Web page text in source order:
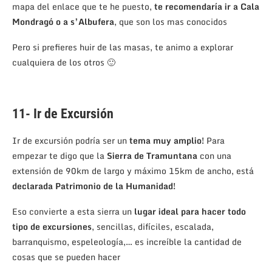
mapa del enlace que te he puesto, te recomendaría ir a Cala
Mondragó o a s’Albufera, que son los mas conocidos
Pero si prefieres huir de las masas, te animo a explorar
cualquiera de los otros 🙂
11- Ir de Excursión
Ir de excursión podría ser untema muy amplio! Para
empezar te digo que la Sierra de Tramuntana con una
extensión de 90km de largo y máximo 15km de ancho, está
declarada Patrimonio de la Humanidad!
Eso convierte a esta sierra un lugar ideal para hacer todo
tipo de excursiones, sencillas, difíciles, escalada,
barranquismo, espeleología,… es increíble la cantidad de
cosas que se pueden hacer